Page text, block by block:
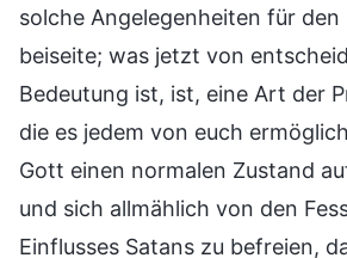
solche Angelegenheiten für den
beiseite; was jetzt von
Bedeutung ist, ist, eine Art der
die es jedem von euch
Gott einen normalen Zustand
und sich allmählich von den
Einflusses Satans zu befreien,